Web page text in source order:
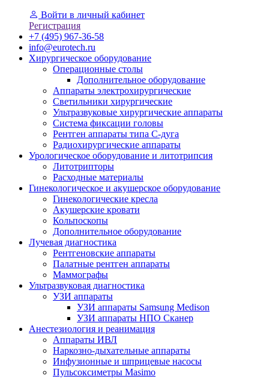
Войти в личный кабинет
Регистрация
+7 (495) 967-36-58
info@eurotech.ru
Хирургическое оборудование
Операционные столы
Дополнительное оборудование
Аппараты электрохирургические
Светильники хирургические
Ультразвуковые хирургические аппараты
Система фиксации головы
Рентген аппараты типа С-дуга
Радиохирургические аппараты
Урологическое оборудование и литотрипсия
Литотрипторы
Расходные материалы
Гинекологическое и акушерское оборудование
Гинекологические кресла
Акушерские кровати
Кольпоскопы
Дополнительное оборудование
Лучевая диагностика
Рентгеновские аппараты
Палатные рентген аппараты
Маммографы
Ультразвуковая диагностика
УЗИ аппараты
УЗИ аппараты Samsung Medison
УЗИ аппараты НПО Сканер
Анестезиология и реанимация
Аппараты ИВЛ
Наркозно-дыхательные аппараты
Инфузионные и шприцевые насосы
Пульсоксиметры Masimo